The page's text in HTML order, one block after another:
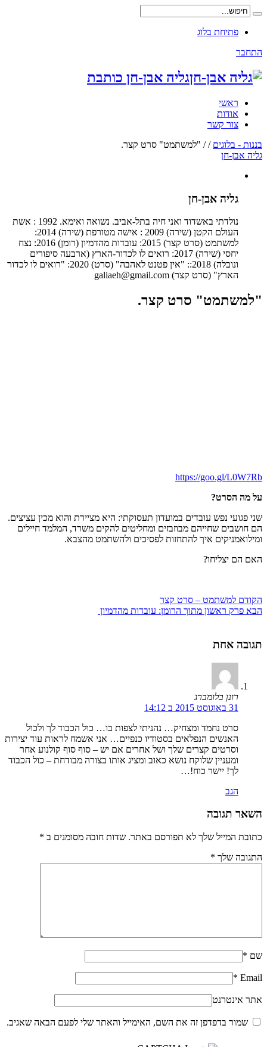
פתיחת בלוג
התחבר
גליה אבן-חן כותבת
ראשי
אודות
צור קשר
בננות - בלוגים /
/ "למשתמט" סרט קצר.
גליה אבן-חן
גליה אבן-חן
נולדתי באשדוד ואני חיה בתל-אביב. נשואה ואימא. 1992 : אשת
העולם הקטן (שירה) 2009 : אישה מטורפת (שירה) 2014:
למשתמט (סרט קצר) 2015: עובדות מהדמיון (רומן) 2016: נצח
יחסי (שירה) 2017: רואים לו לכדור-הארץ (ארבעה סיפורים
ונובלה) 2018:: "אין פטנט לאהבה" (סרט) 2020: "רואים לו לכדור
הארץ" (סרט קצר) galiaeh@gmail.com
"למשתמט" סרט קצר.
https://goo.gl/L0W7Rb
על מה הסרט?
שני פגועי נפש עובדים במועדון תעסוקתי: היא מציירת והוא מכין עציצים.
הם חושבים שחייהם מבוזבזים ומחליטים להקים משרד, המלמד חיילים
ומילואמניקים איך להתחזות לפסיכים ולהשתמט מהצבא.
האם הם יצליחו?
הקודם למשתמט – סרט קצר
הבא פרק ראשון מתוך הרומן: עובדות מהדמיון
תגובה אחת
רונן בלומברג
31 באוגוסט 2015 ב 14:12
סרט נחמד ומצחיק… נהניתי לצפות בו… כול הכבוד לך ולכול
האנשים הנפלאים בסטודיו כנפיים… אני אשמח לראות עוד יצירות
וסרטים קצרים שלך ושל אחרים אם יש – סוף סוף קולנוע אחר
ומעניין שלוקח נושא כאוב ומציג אותו בצורה מבודחת – כול הכבוד
לך! יישר כוח!…
הגב
השאר תגובה
כתובת המייל שלך לא תפורסם באתר. שדות חובה מסומנים ב *
התגובה שלך *
שם *
Email
*
אתר אינטרנט
שמור בדפדפן זה את השם, האימייל והאתר שלי לפעם הבאה שאגיב.